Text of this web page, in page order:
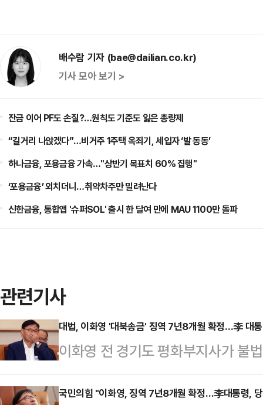
배수람 기자 (bae@dailian.co.kr)
기사 모아 보기 >
잔금 이어 PF도 손질?…원칙도 기준도 잃은 총량제
“길거리 나앉겠다”…비거주 1주택 옥죄기, 세입자 ‘발 동동’
하나금융, 포용금융 가속…"상반기 목표치 60% 집행"
‘포용금융’ 외치더니…취약차주만 밀려난다
신한금융, 통합앱 '슈퍼SOL' 출시 한 달여 만에 MAU 1100만 돌파
관련기사
대법, 이화영 '대북송금' 징역 7년8개월 확정…李 대
이화영 전 경기도 평화부지사가 불
확정 받았다. 이 전 부지사는 이재
울 그룹으로부터 억대 뇌물을 받고
국민의힘 "이화영, 징역 7년8개월 확정…李대통령,